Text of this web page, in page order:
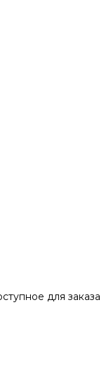
для заказа